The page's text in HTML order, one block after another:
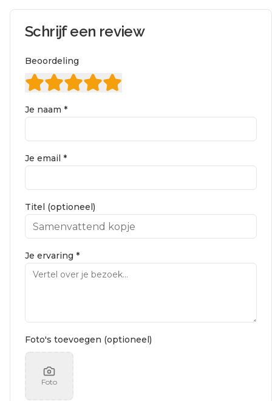
Schrijf een review
Beoordeling
Je naam *
Je email *
Titel (optioneel)
Je ervaring *
Foto's toevoegen (optioneel)
Foto